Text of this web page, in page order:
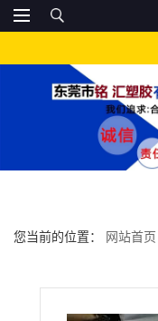
您当前的位置： 网站首页